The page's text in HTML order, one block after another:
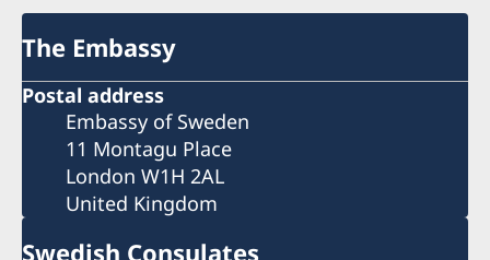
The Embassy
Postal address
Embassy of Sweden
11 Montagu Place
London W1H 2AL
United Kingdom
Swedish Consulates